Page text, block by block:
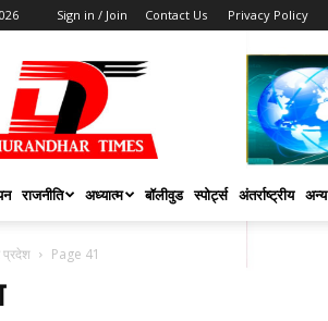
Sign in / Join Contact Us Privacy Policy
DHURANDHAR
TIMES
राजनीति अध्यात्म बॉलीवुड स्पोर्ट्स अंतर्राष्ट्रीय अन्य
प्रदेश Page 41